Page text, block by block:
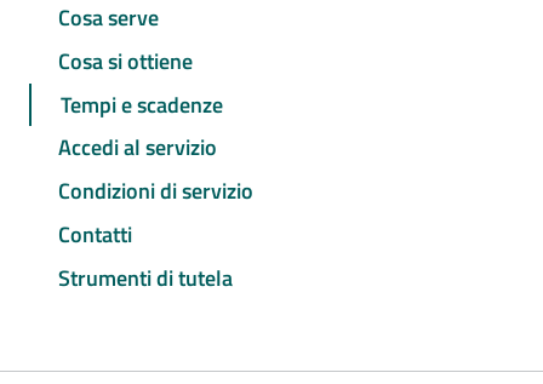
Cosa serve
Cosa si ottiene
Tempi e scadenze
Accedi al servizio
Condizioni di servizio
Contatti
Strumenti di tutela